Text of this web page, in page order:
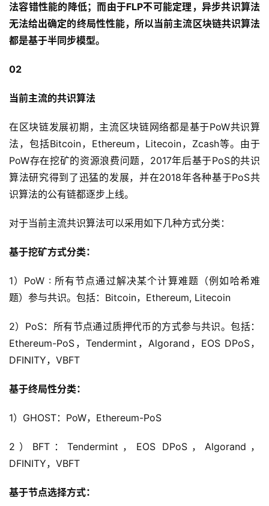
法容错性能的降低；而由于FLP不可能定理，异步共识算法
无法给出确定的终局性性能，所以当前主流区块链共识算法
都是基于半同步模型。
02
当前主流的共识算法
在区块链发展初期，主流区块链网络都是基于PoW共识算
法，包括Bitcoin，Ethereum，Litecoin，Zcash等。由于
PoW存在挖矿的资源浪费问题，2017年后基于PoS的共识
算法研究得到了迅猛的发展，并在2018年各种基于PoS共
识算法的公有链都逐步上线。
对于当前主流共识算法可以采用如下几种方式分类：
基于挖矿方式分类：
1）PoW : 所有节点通过解决某个计算难题（例如哈希难
题）参与共识。包括：Bitcoin，Ethereum, Litecoin
2）PoS：所有节点通过质押代币的方式参与共识。包括：
Ethereum-PoS，Tendermint，Algorand，EOS DPoS，
DFINITY，VBFT
基于终局性分类：
1）GHOST：PoW，Ethereum-PoS
2）BFT：Tendermint，EOS DPoS，Algorand，
DFINITY，VBFT
基于节点选择方式：